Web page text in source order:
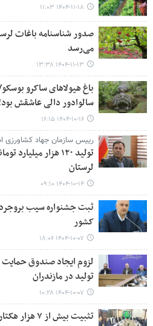
۱۴۰۴-۱۱-۱۸ ۱۱:۰۳
می‌رسد
۱۴۰۴-۱۱-۱۳ ۱۳:۳۸
باغ هیولاهای ساکرو
سالوادور دالی عاشقش
۱۴۰۴-۱۰-۱۶ ۱۶:۱۵
رییس سازمان جهاد کشاورزی
تولید ۱۲۰ هزار
لرستان
۱۴۰۴-۱۰-۱۴ ۰۹:۱۰
ثبت جشنواره سیب
کشور
۱۴۰۴-۱۰-۰۷ ۱۸:۰۶
لزوم ایجاد صندوق حمایت
تولید در مازندران
۱۴۰۴-۱۰-۰۷ ۱۰:۲۸
تثبیت بیش